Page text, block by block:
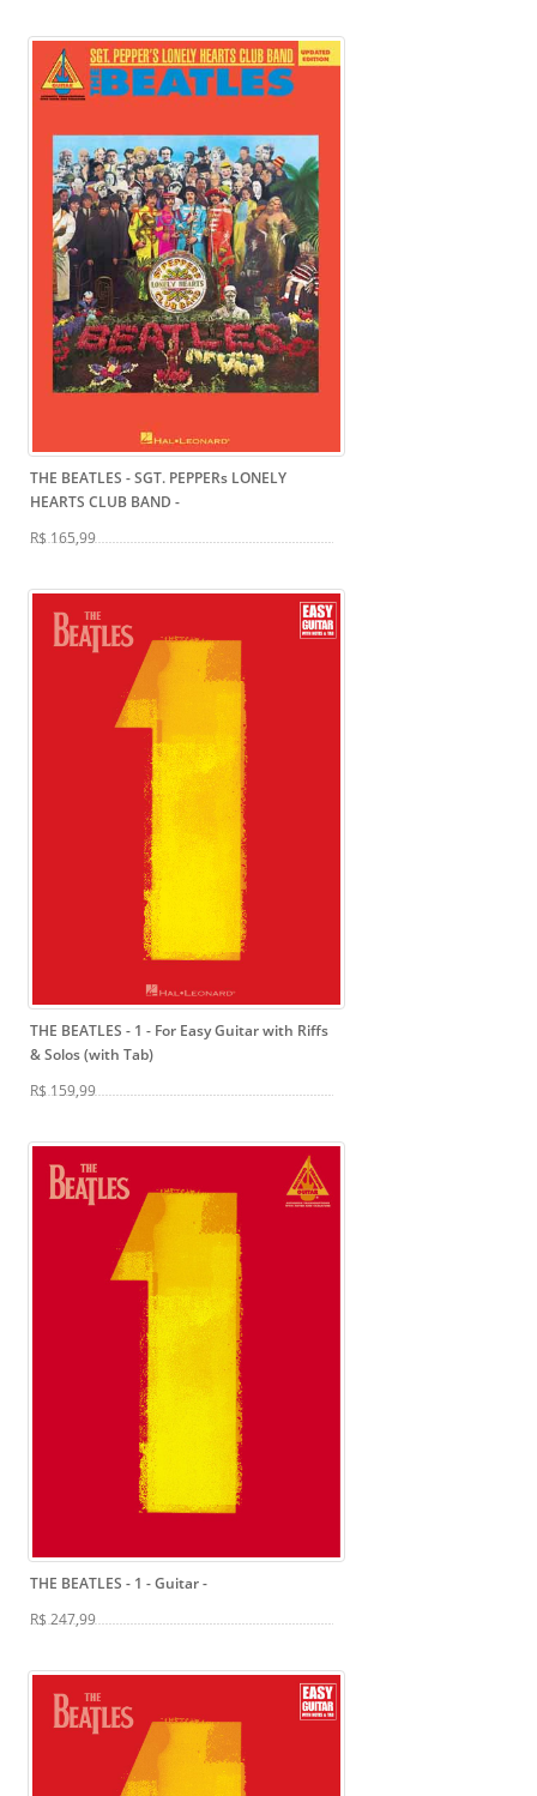
THE BEATLES - SGT. PEPPERs LONELY
HEARTS CLUB BAND -
R$ 165,99
THE BEATLES - 1 - For Easy Guitar with Riffs
& Solos (with Tab)
R$ 159,99
THE BEATLES - 1 - Guitar-
R$ 247,99